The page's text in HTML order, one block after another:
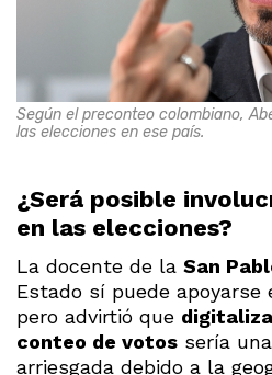
Según el preconteo colombiano,
las elecciones en ese país.
¿Será posible
en las elecciones?
La docente de la San
Estado sí puede apoyarse
pero advirtió que
conteo de votos sería
arriesgada debido a la